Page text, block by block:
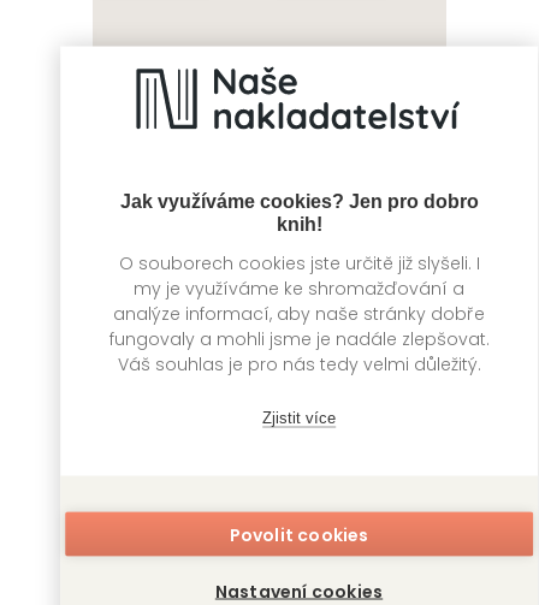
Jak využíváme cookies? Jen pro dobro
knih!
O souborech cookies jste určitě již slyšeli. I
my je využíváme ke shromažďování a
analýze informací, aby naše stránky dobře
fungovaly a mohli jsme je nadále zlepšovat.
Váš souhlas je pro nás tedy velmi důležitý.
Zjistit více
Povolit cookies
Nastavení cookies
Katherine Arden
Katherine Arden
Mrtvé hlasy